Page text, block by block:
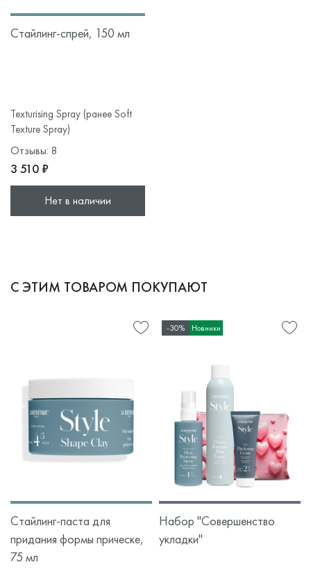
Стайлинг-спрей, 150 мл
Texturising Spray (ранее Soft
Texture Spray)
Отзывы: 8
3 510 ₽
Нет в наличии
С ЭТИМ ТОВАРОМ ПОКУПАЮТ
Стайлинг-паста для
придания формы прическе,
75 мл
-30% Новинки
Набор "Совершенство
укладки"